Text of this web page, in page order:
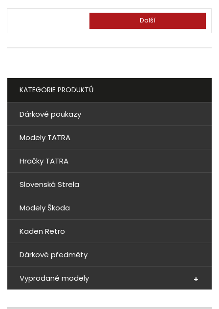
Další
KATEGORIE PRODUKTŮ
Dárkové poukazy
Modely TATRA
Hračky TATRA
Slovenská Strela
Modely Škoda
Kaden Retro
Dárkové předměty
Vyprodané modely